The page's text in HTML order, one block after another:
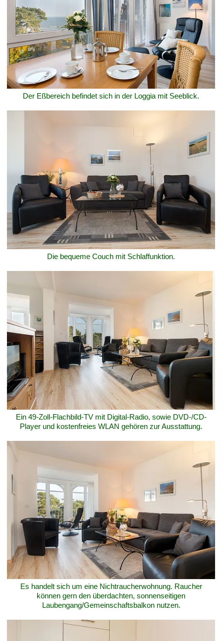
Der Eßbereich befindet sich in der Loggia mit Seeblick.
Die bequeme Couch mit Schlaffunktion.
Ein 49-Zoll-Flachbild-TV mit Digital-Radio, sowie DVD-/CD-
Player und kostenfreies WLAN gehören zur Ausstattung.
Es handelt sich um eine Nichtraucherwohnung. Raucher
können gern den überdachten, sonnenseitigen
Laubengang/Gemeinschaftsbalkon nutzen.